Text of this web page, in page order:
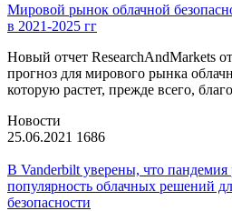
Мировой рынок облачной
в 2021-2025 гг
Новый отчет ResearchAndMarkets
прогноз для мирового рынка
которую растет, прежде всего,
Новости
25.06.2021 1686
В Vanderbilt уверены, что пандемия
популярность облачных решений
безопасности